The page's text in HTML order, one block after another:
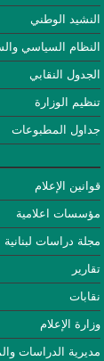
النشيد الوطني
النظام السياسي
الجدول النقابي
تنظيم الوزارة
جداول المطبوعات
قوانين الإعلام
مؤسسات اعلامية
مجلة دراسات لبنانية
تقارير
نقابات
وزارة الإعلام
مديرية الدراسات